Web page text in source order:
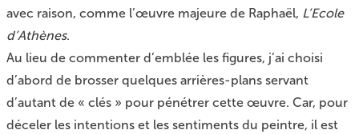
avec raison, comme l’œuvre majeure de Raphaël, L’Ecole
d’Athènes.
Au lieu de commenter d’emblée les figures, j’ai choisi
d’abord de brosser quelques arrières-plans servant
d’autant de « clés » pour pénétrer cette œuvre. Car, pour
déceler les intentions et les sentiments du peintre, il est